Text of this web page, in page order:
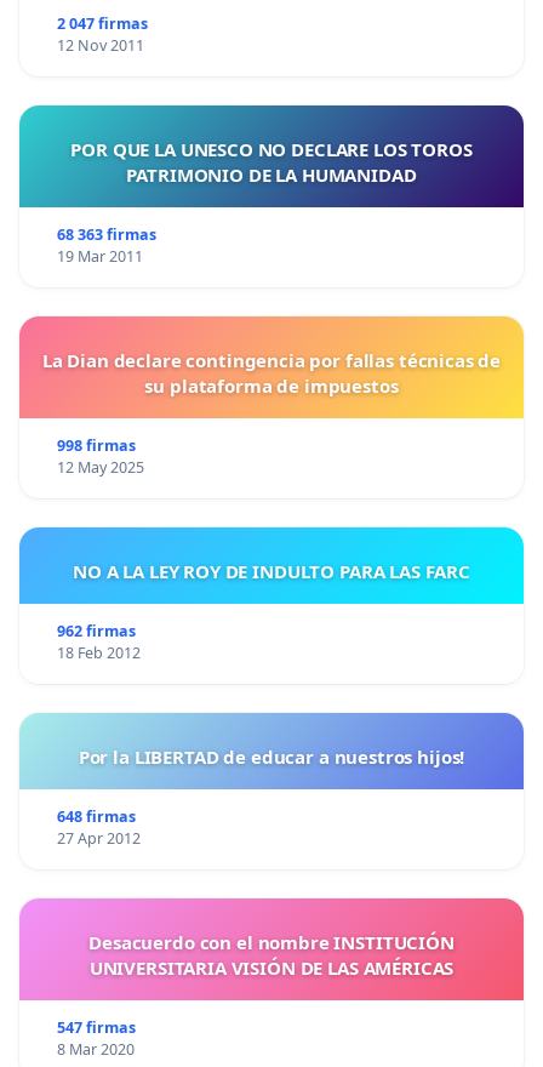
2 047 firmas
12 Nov 2011
POR QUE LA UNESCO NO DECLARE LOS TOROS
PATRIMONIO DE LA HUMANIDAD
68 363 firmas
19 Mar 2011
La Dian declare contingencia por fallas técnicas de
su plataforma de impuestos
998 firmas
12 May 2025
NO A LA LEY ROY DE INDULTO PARA LAS FARC
962 firmas
18 Feb 2012
Por la LIBERTAD de educar a nuestros hijos!
648 firmas
27 Apr 2012
Desacuerdo con el nombre INSTITUCIÓN
UNIVERSITARIA VISIÓN DE LAS AMÉRICAS
547 firmas
8 Mar 2020